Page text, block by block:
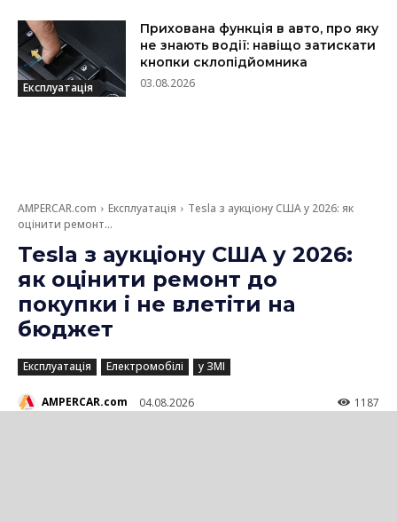
Експлуатація
Прихована функція в авто, про яку
не знають водії: навіщо затискати
кнопки склопідйомника
03.08.2026